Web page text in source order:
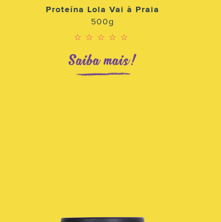
Proteína Lola Vai à Praia
500g
☆☆☆☆☆
Saiba mais!